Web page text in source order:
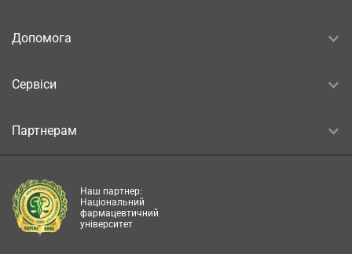
Допомога
Сервіси
Партнерам
Наш партнер:
Національний
фармацевтичний
університет